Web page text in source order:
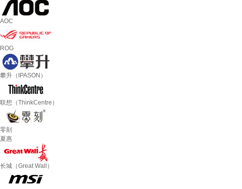
AOC
ROG
攀升（IPASON）
联想（ThinkCentre）
零刻
夏惠
长城（Great Wall）